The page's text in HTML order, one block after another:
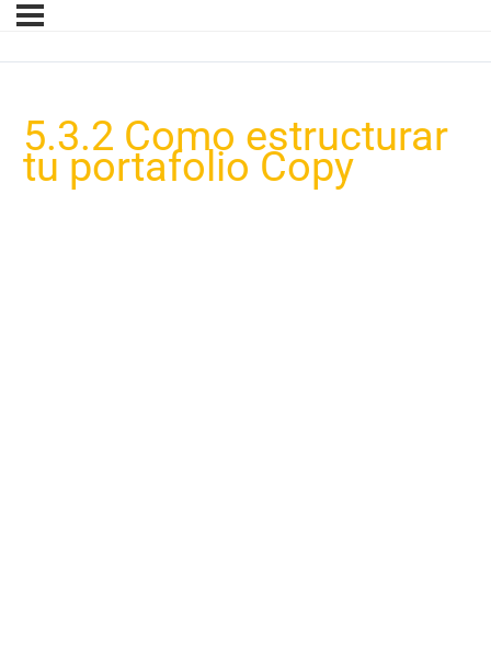
5.3.2 Como estructurar
tu portafolio Copy